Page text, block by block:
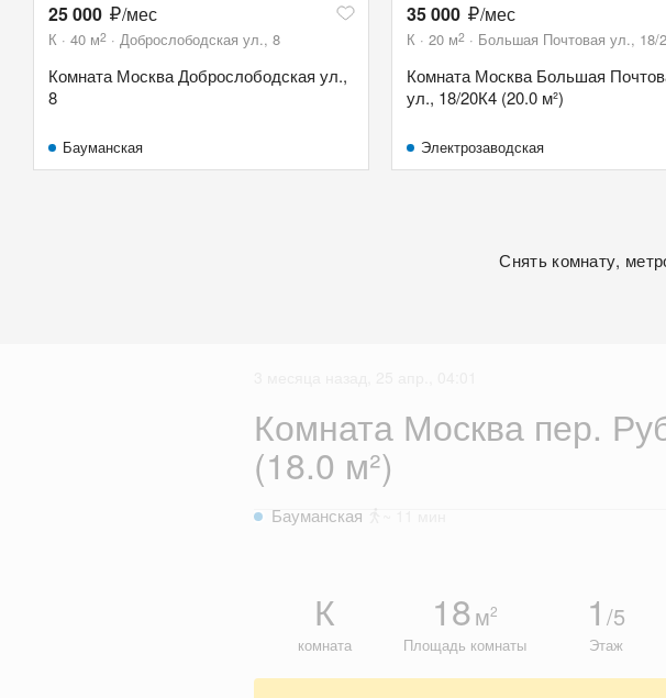
25 000 /мес
К 40 м2 Доброслободская ул., 8
Комната Москва Доброслободская ул.,
8
Бауманская
35 000 /мес
К 20 м2 Большая Почтовая ул., 18/
Комната Москва Большая
ул., 18/20К4 (20.0 м²)
Электрозаводская
Снять комнату,
Комната Москва пер.
(18.0 м²)
Бауманская
К
комната
18м2
Площадь комнаты
1 /5
Этаж